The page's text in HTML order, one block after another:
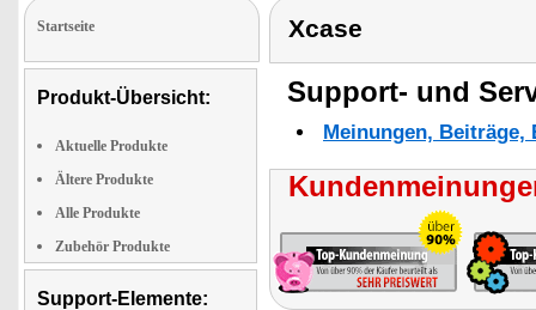
Startseite
Produkt-Übersicht:
Aktuelle Produkte
Ältere Produkte
Alle Produkte
Zubehör Produkte
Support-Elemente:
Xcase
Support- und
Meinungen,